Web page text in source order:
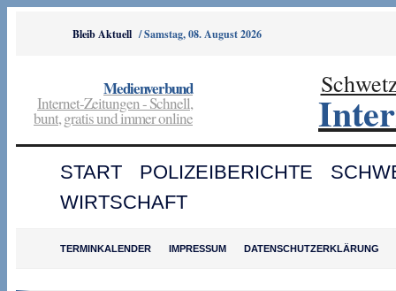
Bleib Aktuell /Samstag, 08. August 2026
Medienverbund
Internet-Zeitungen - Schnell,
bunt, gratis und immer online
START POLIZEIBERICHTE
WIRTSCHAFT
TERMINKALENDER IMPRESSUM DATENSCHUTZERKLÄRUNG